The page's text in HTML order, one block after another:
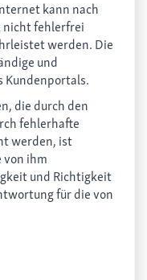
kann nach
nicht fehlerfrei
werden. Die
und
Kundenportals.
die durch den
fehlerhafte
werden, ist
von ihm
und Richtigkeit
für die von